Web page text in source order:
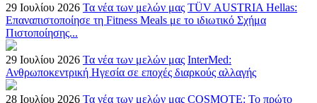
29 Ιουλίου 2026 Τα νέα των μελών μας TÜV AUSTRIA Hellas:
Επαναπιστοποίησε τη Fitness Meals με το ιδιωτικό Σχήμα
Πιστοποίησης...
29 Ιουλίου 2026 Τα νέα των μελών μας InterMed:
Ανθρωποκεντρική Ηγεσία σε εποχές διαρκούς αλλαγής
28 Ιουλίου 2026 Τα νέα των μελών μας COSMOTE: Το πρώτο